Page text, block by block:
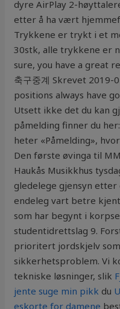
dyre AirPlay 2-
etter å ha vært
Trykkene er trykt i et
30stk, alle trykkene er
sure, you have a great
축구중계 Skrevet 2019-
positions always have
Utsett ikke det du kan
påmelding finner du
heter «Påmelding»,
Den første øvinga til
Haukås Musikkhus
gledelege gjensyn
endeleg vart betre
som har begynt i
studentidrettslag 9.
prioritert jordskjelv
sikkerhetsproblem. Vi
tekniske løsninger, slik
jente suge min pikk du
eskorte for damene